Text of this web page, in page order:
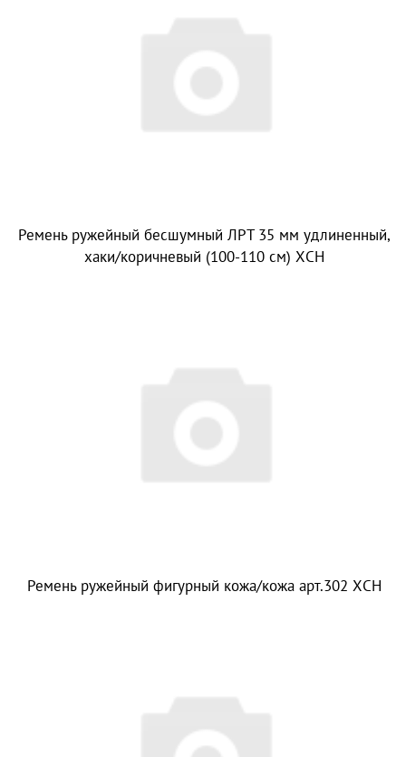
Ремень ружейный бесшумный ЛРТ 35 мм удлиненный,
хаки/коричневый (100-110 см) ХСН
Ремень ружейный фигурный кожа/кожа арт.302 ХСН